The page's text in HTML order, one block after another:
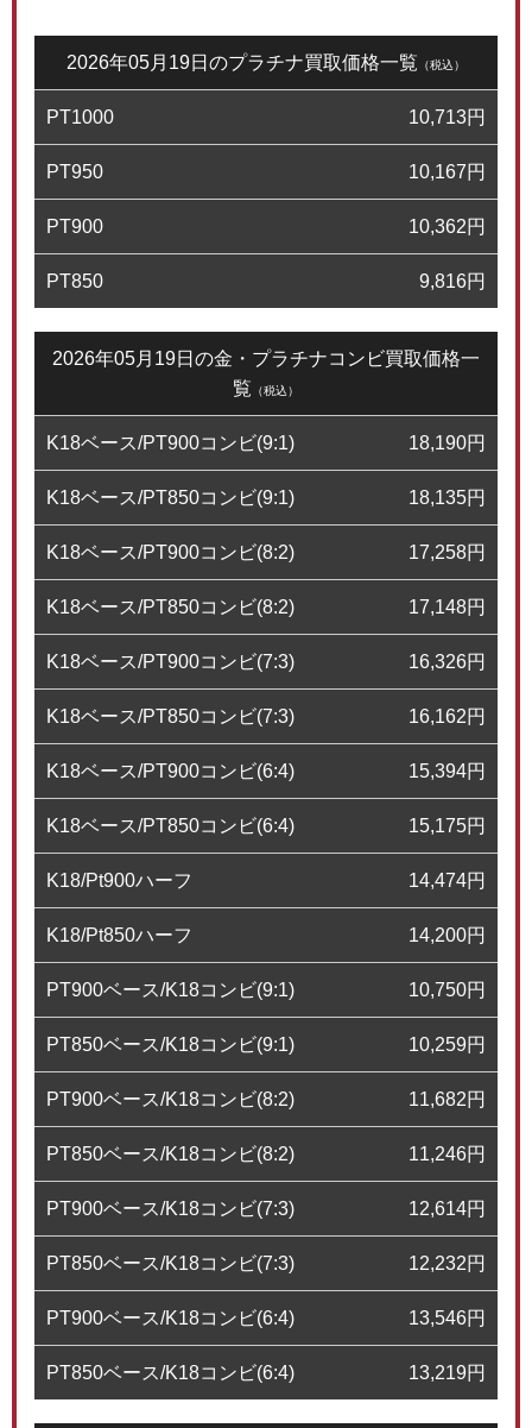
2026年05月19日のプラチナ買取価格一覧 （税込）
PT1000 10,713円
PT950 10,167円
PT900 10,362円
PT850 9,816円
2026年05月19日の金・プラチナコンビ買取価格一
覧 （税込）
K18ベース/PT900コンビ(9:1) 18,190円
K18ベース/PT850コンビ(9:1) 18,135円
K18ベース/PT900コンビ(8:2) 17,258円
K18ベース/PT850コンビ(8:2) 17,148円
K18ベース/PT900コンビ(7:3) 16,326円
K18ベース/PT850コンビ(7:3) 16,162円
K18ベース/PT900コンビ(6:4) 15,394円
K18ベース/PT850コンビ(6:4) 15,175円
K18/Pt900ハーフ 14,474円
K18/Pt850ハーフ 14,200円
PT900ベース/K18コンビ(9:1) 10,750円
PT850ベース/K18コンビ(9:1) 10,259円
PT900ベース/K18コンビ(8:2) 11,682円
PT850ベース/K18コンビ(8:2) 11,246円
PT900ベース/K18コンビ(7:3) 12,614円
PT850ベース/K18コンビ(7:3) 12,232円
PT900ベース/K18コンビ(6:4) 13,546円
PT850ベース/K18コンビ(6:4) 13,219円